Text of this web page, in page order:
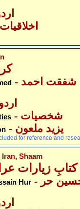
-
- اخلاقیات
کردار یزید ملعون
- شفقت احمد
- شخصیات
- یزید ملعون
for reference and
Shaam
کتابِ زیارات
Hur حر
-